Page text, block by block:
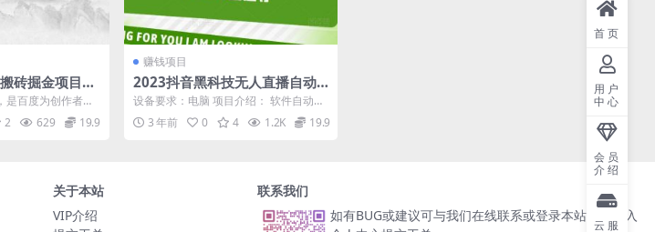
砖掘金项目，
方脚本及指
是百度为创作者打
现于一体的内容
2 629 19.9
赚钱项目
2023抖音黑科技无人直播自动
带货项目，直播伴侣开播，全自
动无需人工值守
设备要求：电脑 项目介绍： 软件自动操
作，直播伴侣开播，可以全程不用管理
提前设置...
3 年前 0 4 1.2K 19.9
关于本站
VIP介绍
联系我们
如有BUG或建议可与我们在线联系或登录本站账号进入
首页
用户
中心
会员
介绍
云服